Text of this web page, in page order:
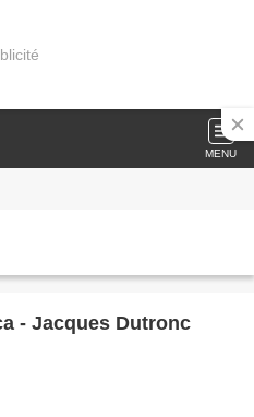
MENU
- Jacques Dutronc